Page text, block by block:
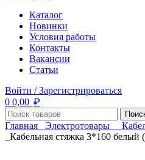
Каталог
Новинки
Условия работы
Контакты
Вакансии
Статьи
Войти / Зарегистрироваться
0 0,00 ₽
Главная Электротовары
Кабельная стяжка 3*160 белый